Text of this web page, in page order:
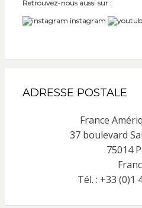
Retrouvez-nous aussi sur :
instagram
ADRESSE POSTALE
France
37 boulevard
75014
Tél. : +33 (0)1